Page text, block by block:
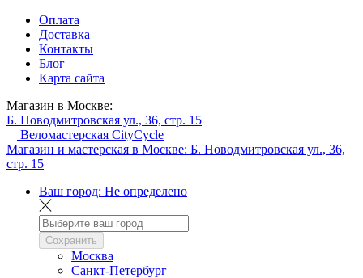
Оплата
Доставка
Контакты
Блог
Карта сайта
Магазин в Москве:
Б. Новодмитровская ул., 36, стр. 15
Веломастерская CityCycle
Магазин и мастерская в Москве: Б. Новодмитровская ул., 36,
стр. 15
Ваш город: Не определено
Сохранить
Москва
Санкт-Петербург